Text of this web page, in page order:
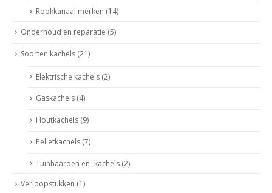
Rookkanaal merken (14)
Onderhoud en reparatie (5)
Soorten kachels (21)
Elektrische kachels (2)
Gaskachels (4)
Houtkachels (9)
Pelletkachels (7)
Tuinhaarden en -kachels (2)
Verloopstukken (1)